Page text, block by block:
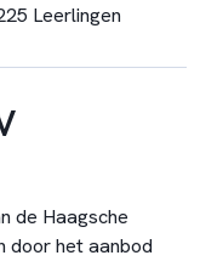
Leerlingen
de Haagsche
door het aanbod